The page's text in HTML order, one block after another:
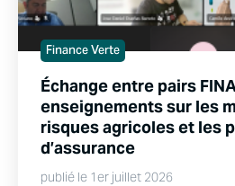
Finance Verte
Échange entre pairs
enseignements sur les
risques agricoles et les
d’assurance
publié le 1er juillet 2026